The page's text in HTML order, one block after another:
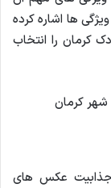
ها اشاره کرده
کرمان را انتخاب
شهر کرمان
جذابیت عکس های